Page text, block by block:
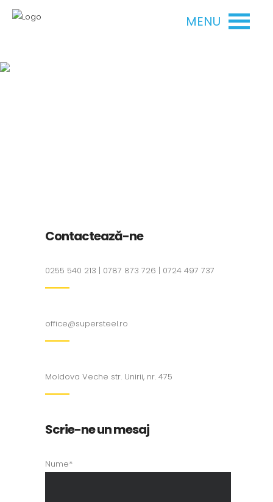
MENU
Contactează-ne
0255 540 213 | 0787 873 726 | 0724 497 737
office@supersteel.ro
Moldova Veche str. Unirii, nr. 475
Scrie-ne un mesaj
Nume*